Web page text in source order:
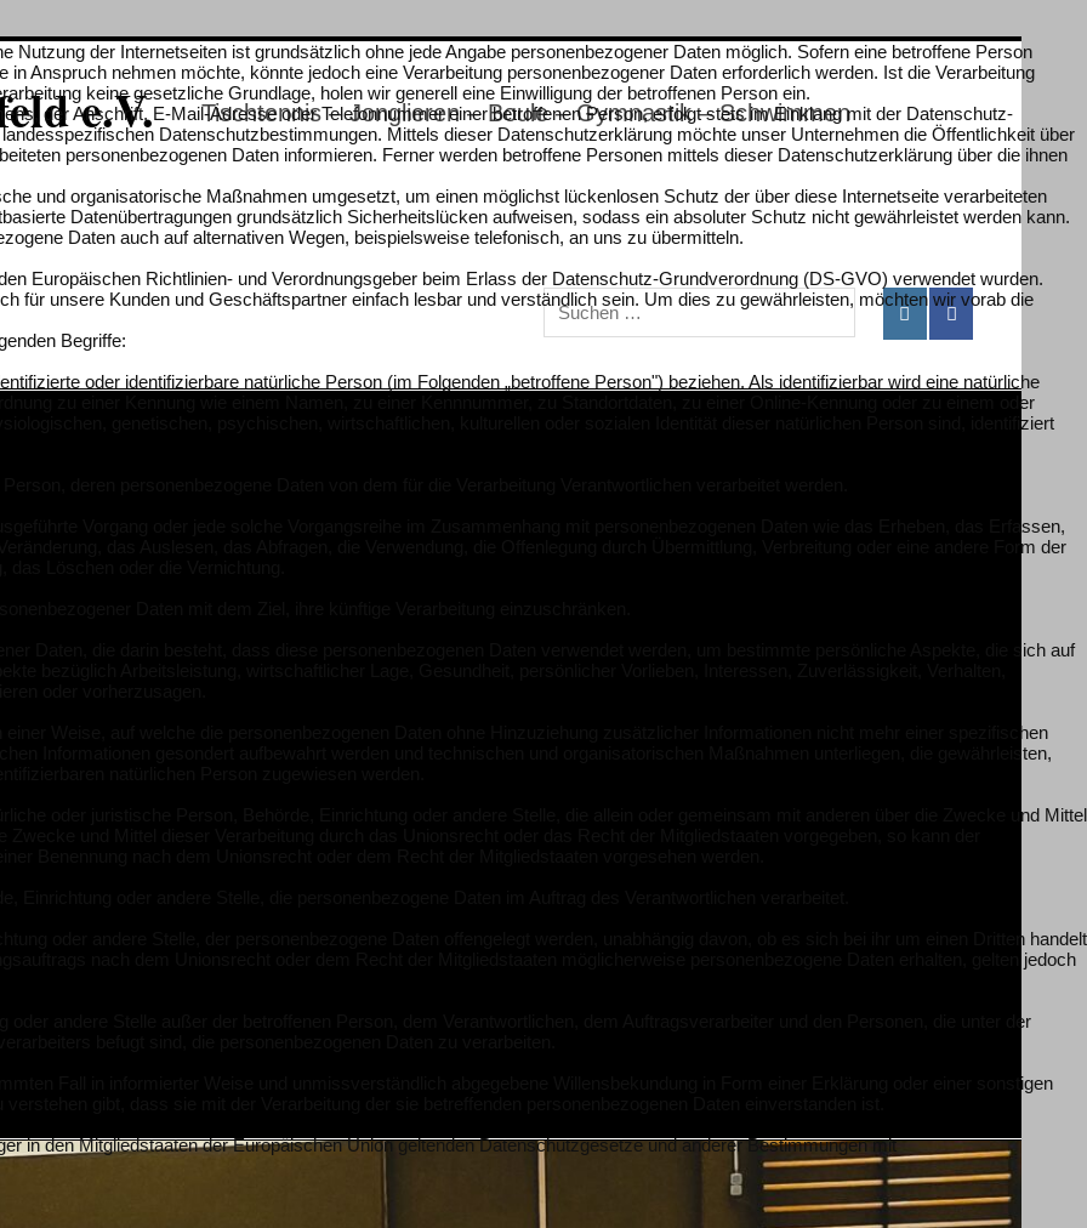
e.V. Tischtennis – Jonglieren – Boule – Gymnastik – Schwimmen
der Internetseiten ist grundsätzlich ohne jede Angabe personenbezogener Daten möglich. Sofern eine betroffene Person
Anspruch nehmen möchte, könnte jedoch eine Verarbeitung personenbezogener Daten erforderlich werden. Ist die Verarbeitung
keine gesetzliche Grundlage, holen wir generell eine Einwilligung der betroffenen Person ein.
der Anschrift, E-Mail-Adresse oder Telefonnummer einer betroffenen Person, erfolgt stets im Einklang mit der Datenschutz-
Datenschutzbestimmungen. Mittels dieser Datenschutzerklärung möchte unser Unternehmen die Öffentlichkeit über
personenbezogenen Daten informieren. Ferner werden betroffene Personen mittels dieser Datenschutzerklärung über die ihnen
und organisatorische Maßnahmen umgesetzt, um einen möglichst lückenlosen Schutz der über diese Internetseite verarbeiteten
Datenübertragungen grundsätzlich Sicherheitslücken aufweisen, sodass ein absoluter Schutz nicht gewährleistet werden kann.
Daten auch auf alternativen Wegen, beispielsweise telefonisch, an uns zu übermitteln.
Europäischen Richtlinien- und Verordnungsgeber beim Erlass der Datenschutz-Grundverordnung (DS-GVO) verwendet wurden.
für unsere Kunden und Geschäftspartner einfach lesbar und verständlich sein. Um dies zu gewährleisten, möchten wir vorab die
Begriffe:
oder identifizierbare natürliche Person (im Folgenden „betroffene Person") beziehen. Als identifizierbar wird eine natürliche
zu einer Kennung wie einem Namen, zu einer Kennnummer, zu Standortdaten, zu einer Online-Kennung oder zu einem oder
genetischen, psychischen, wirtschaftlichen, kulturellen oder sozialen Identität dieser natürlichen Person sind, identifiziert
deren personenbezogene Daten von dem für die Verarbeitung Verantwortlichen verarbeitet werden.
Vorgang oder jede solche Vorgangsreihe im Zusammenhang mit personenbezogenen Daten wie das Erheben, das Erfassen,
das Auslesen, das Abfragen, die Verwendung, die Offenlegung durch Übermittlung, Verbreitung oder eine andere Form der
Löschen oder die Vernichtung.
Daten mit dem Ziel, ihre künftige Verarbeitung einzuschränken.
Daten, die darin besteht, dass diese personenbezogenen Daten verwendet werden, um bestimmte persönliche Aspekte, die sich auf
bezüglich Arbeitsleistung, wirtschaftlicher Lage, Gesundheit, persönlicher Vorlieben, Interessen, Zuverlässigkeit, Verhalten,
oder vorherzusagen.
Weise, auf welche die personenbezogenen Daten ohne Hinzuziehung zusätzlicher Informationen nicht mehr einer spezifischen
Informationen gesondert aufbewahrt werden und technischen und organisatorischen Maßnahmen unterliegen, die gewährleisten,
natürlichen Person zugewiesen werden.
oder juristische Person, Behörde, Einrichtung oder andere Stelle, die allein oder gemeinsam mit anderen über die Zwecke und Mittel
und Mittel dieser Verarbeitung durch das Unionsrecht oder das Recht der Mitgliedstaaten vorgegeben, so kann der
Benennung nach dem Unionsrecht oder dem Recht der Mitgliedstaaten vorgesehen werden.
oder andere Stelle, die personenbezogene Daten im Auftrag des Verantwortlichen verarbeitet.
oder andere Stelle, der personenbezogene Daten offengelegt werden, unabhängig davon, ob es sich bei ihr um einen Dritten handelt
nach dem Unionsrecht oder dem Recht der Mitgliedstaaten möglicherweise personenbezogene Daten erhalten, gelten jedoch
andere Stelle außer der betroffenen Person, dem Verantwortlichen, dem Auftragsverarbeiter und den Personen, die unter der
befugt sind, die personenbezogenen Daten zu verarbeiten.
Fall in informierter Weise und unmissverständlich abgegebene Willensbekundung in Form einer Erklärung oder einer sonstigen
gibt, dass sie mit der Verarbeitung der sie betreffenden personenbezogenen Daten einverstanden ist.
in den Mitgliedstaaten der Europäischen Union geltenden Datenschutzgesetze und anderer Bestimmungen mit